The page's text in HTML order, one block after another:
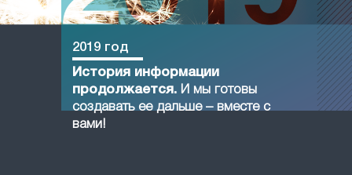
2019 год
История информации
продолжается. И мы готовы
создавать ее дальше – вместе с
вами!